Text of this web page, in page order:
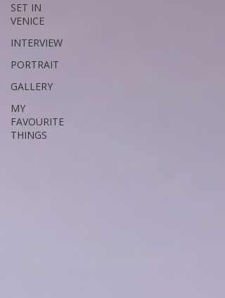
SET IN
VENICE
INTERVIEW
PORTRAIT
GALLERY
MY
FAVOURITE
THINGS